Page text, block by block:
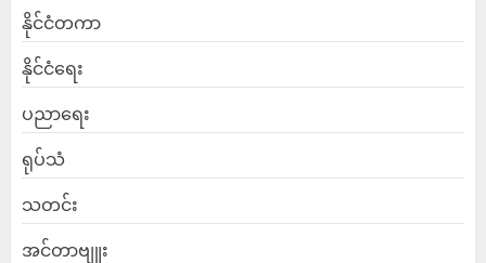
နိုင်ငံတကာ
နိုင်ငံရေး
ပညာရေး
ရုပ်သံ
သတင်း
အင်တာဗျူး